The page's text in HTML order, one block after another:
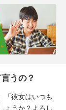
うの？
「彼女はいつも
ょうか？よろし